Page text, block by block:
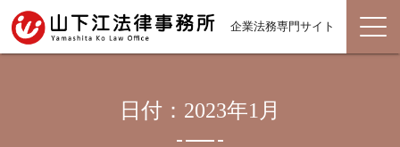
企業法務専門サイト
日付：2023年1月